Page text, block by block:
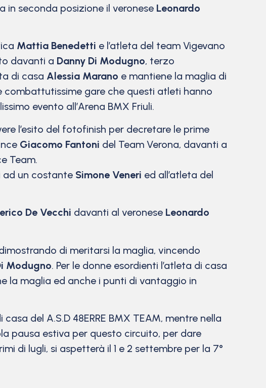
in seconda posizione il veronese Leonardo
Mattia Benedetti e l’atleta del team Vigevano
davanti a Danny Di Modugno, terzo
di casa Alessia Marano e mantiene la maglia di
gare che questi atleti hanno
evento all’Arena BMX Friuli.
l’esito del fotofinish per decretare le prime
Giacomo Fantoni del Team Verona, davanti a
Team.
ad un costante Simone Veneri ed all’atleta del
De Vecchi davanti al veronese Leonardo
di meritarsi la maglia, vincendo
Modugno. Per le donne esordienti l’atleta di casa
la maglia ed anche i punti di vantaggio in
del A.S.D 48ERRE BMX TEAM, mentre nella
pausa estiva per questo circuito, per dare
di lugli, si aspetterà il 1 e 2 settembre per la 7°